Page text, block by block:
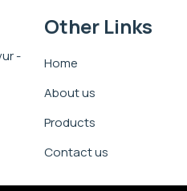
-
Other Links
Home
About us
Products
Contact us